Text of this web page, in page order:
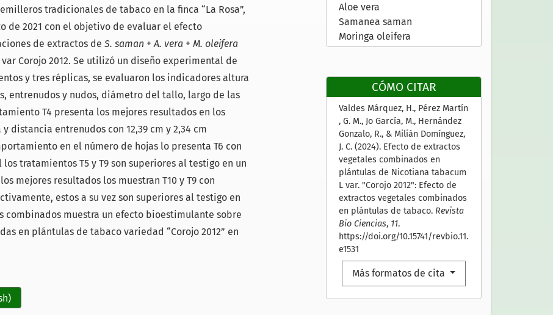
Aloe vera
Samanea saman
Moringa oleifera
CÓMO CITAR
Valdes Márquez, H., Pérez Martín
, G. M., Jo García, M., Hernández
Gonzalo, R., & Milián Domínguez,
J. C. (2024). Efecto de extractos
vegetales combinados en
plántulas de Nicotiana tabacum
L var. "Corojo 2012": Efecto de
extractos vegetales combinados
en plántulas de tabaco. Revista
Bio Ciencias, 11.
https://doi.org/10.15741/revbio.11.
e1531
Más formatos de cita
tradicionales de tabaco en la finca “La Rosa”,
de 2021 con el objetivo de evaluar el efecto
de extractos de S. saman + A. vera + M. oleifera
var Corojo 2012. Se utilizó un diseño experimental de
y tres réplicas, se evaluaron los indicadores altura
entrenudos y nudos, diámetro del tallo, largo de las
T4 presenta los mejores resultados en los
distancia entrenudos con 12,39 cm y 2,34 cm
en el número de hojas lo presenta T6 con
tratamientos T5 y T9 son superiores al testigo en un
mejores resultados los muestran T10 y T9 con
estos a su vez son superiores al testigo en
combinados muestra un efecto bioestimulante sobre
en plántulas de tabaco variedad “Corojo 2012” en